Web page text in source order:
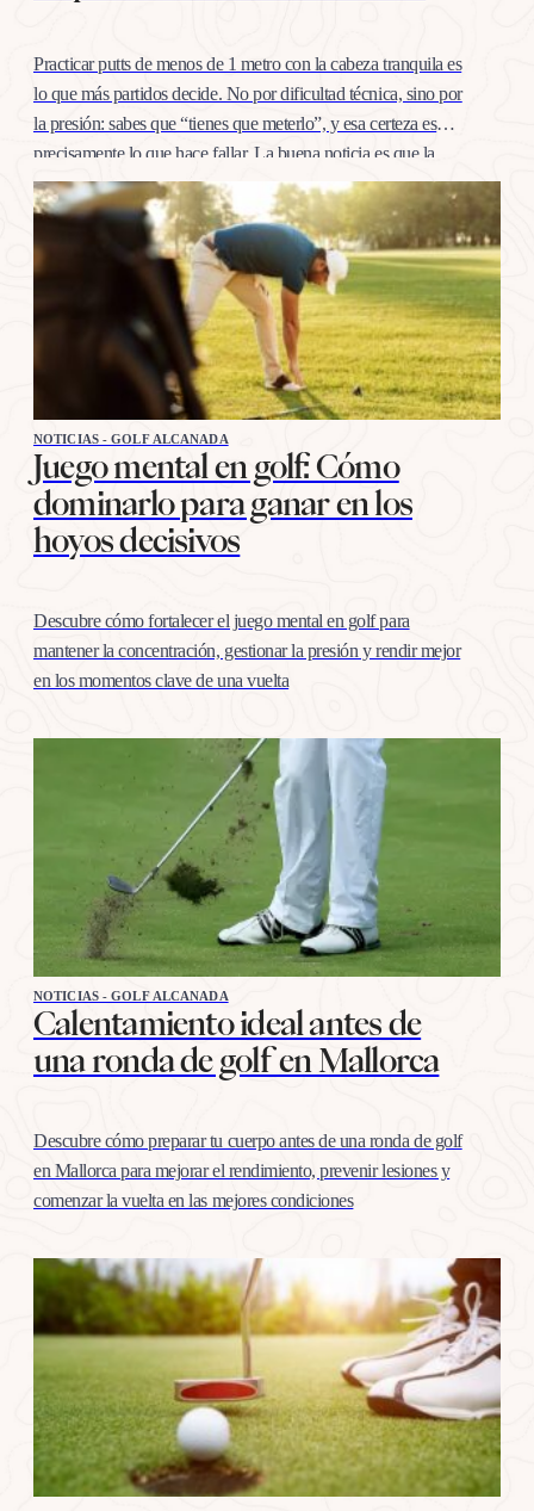
Practicar putts de menos de 1 metro con la cabeza tranquila es
lo que más partidos decide. No por dificultad técnica, sino por
la presión: sabes que “tienes que meterlo”, y esa certeza es
precisamente lo que hace fallar. La buena noticia es que la
confianza en esta distancia se entrena igual que cualquier
otro…
NOTICIAS - GOLF ALCANADA
Juego mental en golf: Cómo
dominarlo para ganar en los
hoyos decisivos
Descubre cómo fortalecer el juego mental en golf para
mantener la concentración, gestionar la presión y rendir mejor
en los momentos clave de una vuelta
NOTICIAS - GOLF ALCANADA
Calentamiento ideal antes de
una ronda de golf en Mallorca
Descubre cómo preparar tu cuerpo antes de una ronda de golf
en Mallorca para mejorar el rendimiento, prevenir lesiones y
comenzar la vuelta en las mejores condiciones